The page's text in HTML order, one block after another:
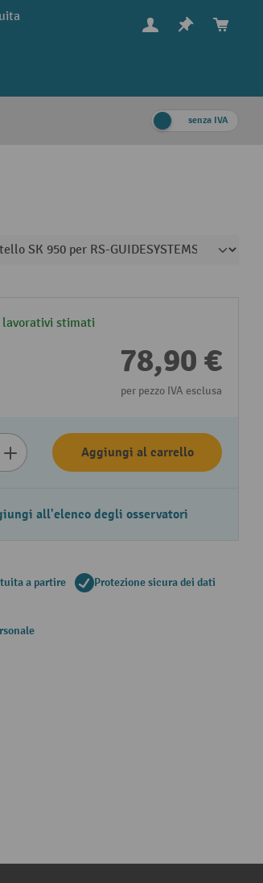
senza IVA
lavorativi stimati
78,90 €
per pezzo IVA esclusa
Aggiungi al carrello
all'elenco degli osservatori
a partire
Protezione sicura dei dati